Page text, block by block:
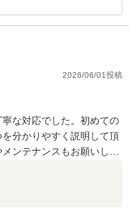
て楽しんでお乗りいた
ばと思います。今後
2026/06/01投稿
な対応でした。初めての
分かりやすく説明して頂
ンテナンスもお願いしよ